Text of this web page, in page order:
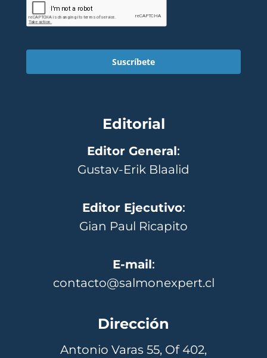
Suscríbete
Editorial
Editor General:
Gustav-Erik Blaalid
Editor Ejecutivo:
Gian Paul Ricapito
E-mail:
contacto@salmonexpert.cl
Dirección
Antonio Varas 55, Of 402,